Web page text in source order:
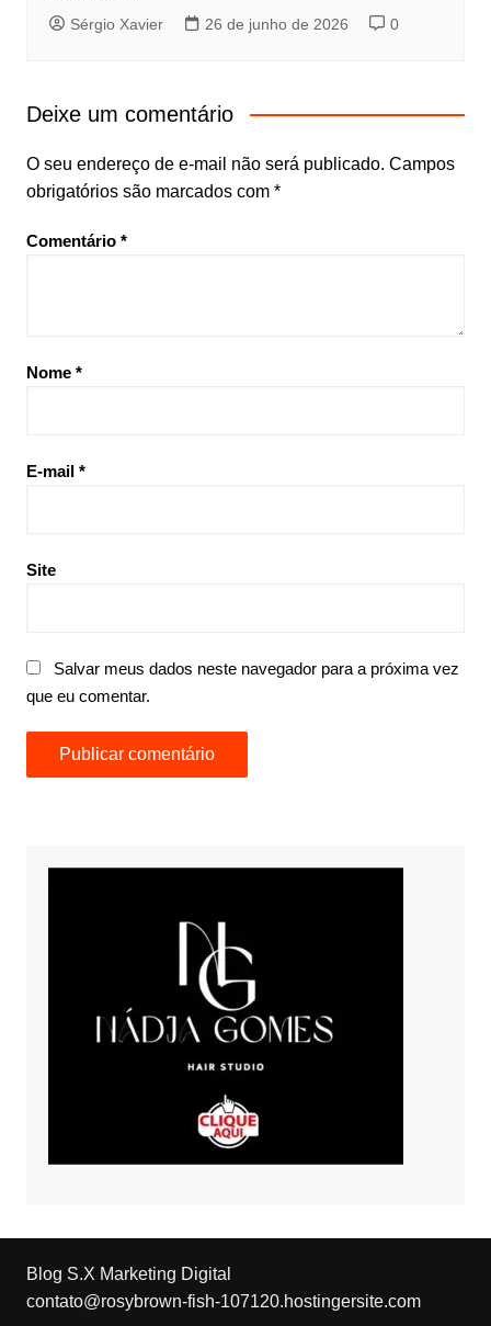
Sérgio Xavier 26 de junho de 2026 0
Deixe um comentário
O seu endereço de e-mail não será publicado. Campos
obrigatórios são marcados com *
Comentário *
Nome *
E-mail *
Site
Salvar meus dados neste navegador para a próxima vez
que eu comentar.
Blog S.X Marketing Digital
contato@rosybrown-fish-107120.hostingersite.com